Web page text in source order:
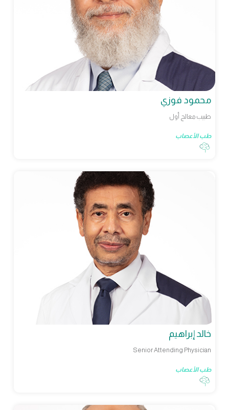
محمود فوزي
طبيب معالج أول
طب الأعصاب
خالد إبراهيم
Senior Attending Physician
طب الأعصاب